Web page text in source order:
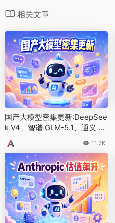
相关文章
国产大模型密集更新:DeepSee
k V4、智谱 GLM-5.1、通义 Q
wen3.6
11.7K